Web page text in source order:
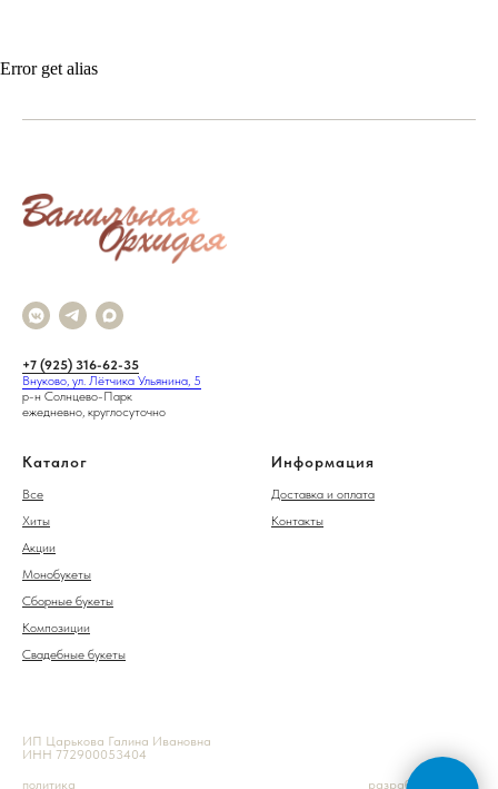
Error get alias
+7 (925) 316-62-35
Внуково, ул. Лётчика Ульянина, 5
р-н Солнцево-Парк
ежедневно, круглосуточно
Каталог
Все
Хиты
Акции
Монобукеты
Сборные букеты
Композиции
Свадебные букеты
Информация
Доставка и оплата
Контакты
политика разработка сайта
ИП Царькова Галина Ивановна
ИНН 772900053404